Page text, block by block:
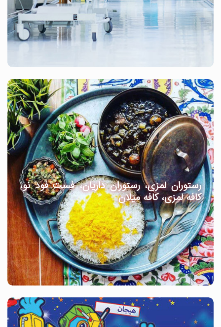
رستوران لمزی، رستوران داریان، فست فود نو،
کافه لمزی، کافه میلان